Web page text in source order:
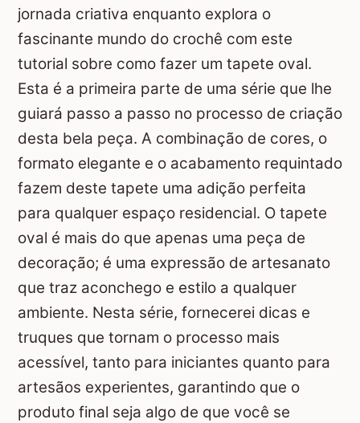
jornada criativa enquanto explora o
fascinante mundo do crochê com este
tutorial sobre como fazer um tapete oval.
Esta é a primeira parte de uma série que lhe
guiará passo a passo no processo de criação
desta bela peça. A combinação de cores, o
formato elegante e o acabamento requintado
fazem deste tapete uma adição perfeita
para qualquer espaço residencial. O tapete
oval é mais do que apenas uma peça de
decoração; é uma expressão de artesanato
que traz aconchego e estilo a qualquer
ambiente. Nesta série, fornecerei dicas e
truques que tornam o processo mais
acessível, tanto para iniciantes quanto para
artesãos experientes, garantindo que o
produto final seja algo de que você se